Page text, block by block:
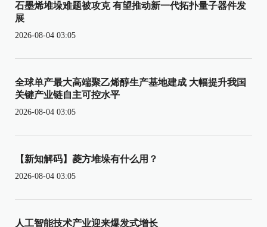
石墨烯堆垛难题被攻克 有望推动新一代拓扑量子器件发
展
2026-08-04 03:05
全球单产最大高端聚乙烯醇生产基地建成 大幅提升我国
关键产业链自主可控水平
2026-08-04 03:05
【新知解码】菱方堆垛有什么用？
2026-08-04 03:05
人工智能技术产业迎来爆发式增长